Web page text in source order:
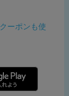
ーポンも使